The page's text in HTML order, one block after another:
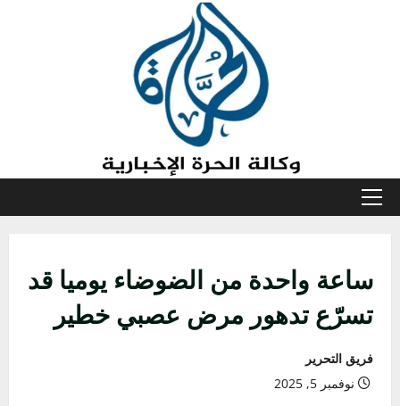
القائمة
ساعة واحدة من الضوضاء يوميا قد
تسرّع تدهور مرض عصبي خطير
فريق التحرير
نوفمبر 5, 2025